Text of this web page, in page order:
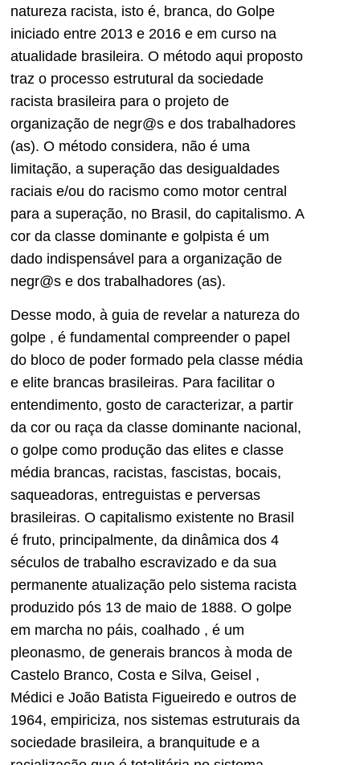
natureza racista, isto é, branca, do Golpe
iniciado entre 2013 e 2016 e em curso na
atualidade brasileira. O método aqui proposto
traz o processo estrutural da sociedade
racista brasileira para o projeto de
organização de negr@s e dos trabalhadores
(as). O método considera, não é uma
limitação, a superação das desigualdades
raciais e/ou do racismo como motor central
para a superação, no Brasil, do capitalismo. A
cor da classe dominante e golpista é um
dado indispensável para a organização de
negr@s e dos trabalhadores (as).
Desse modo, à guia de revelar a natureza do
golpe , é fundamental compreender o papel
do bloco de poder formado pela classe média
e elite brancas brasileiras. Para facilitar o
entendimento, gosto de caracterizar, a partir
da cor ou raça da classe dominante nacional,
o golpe como produção das elites e classe
média brancas, racistas, fascistas, bocais,
saqueadoras, entreguistas e perversas
brasileiras. O capitalismo existente no Brasil
é fruto, principalmente, da dinâmica dos 4
séculos de trabalho escravizado e da sua
permanente atualização pelo sistema racista
produzido pós 13 de maio de 1888. O golpe
em marcha no páis, coalhado , é um
pleonasmo, de generais brancos à moda de
Castelo Branco, Costa e Silva, Geisel ,
Médici e João Batista Figueiredo e outros de
1964, empiriciza, nos sistemas estruturais da
sociedade brasileira, a branquitude e a